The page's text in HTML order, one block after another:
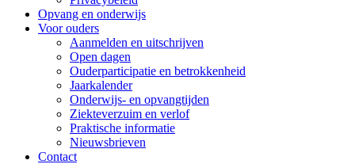
Opvang en onderwijs
Voor ouders
Aanmelden en uitschrijven
Open dagen
Ouderparticipatie en betrokkenheid
Jaarkalender
Onderwijs- en opvangtijden
Ziekteverzuim en verlof
Praktische informatie
Nieuwsbrieven
Contact